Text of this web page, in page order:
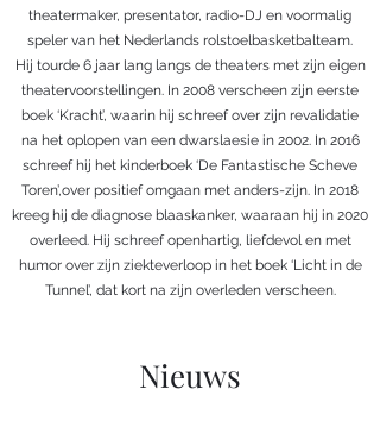
theatermaker, presentator, radio-DJ en voormalig
speler van het Nederlands rolstoelbasketbalteam.
Hij tourde 6 jaar lang langs de theaters met zijn eigen
theatervoorstellingen. In 2008 verscheen zijn eerste
boek ‘Kracht’, waarin hij schreef over zijn revalidatie
na het oplopen van een dwarslaesie in 2002. In 2016
schreef hij het kinderboek ‘De Fantastische Scheve
Toren’,over positief omgaan met anders-zijn. In 2018
kreeg hij de diagnose blaaskanker, waaraan hij in 2020
overleed. Hij schreef openhartig, liefdevol en met
humor over zijn ziekteverloop in het boek ‘Licht in de
Tunnel’, dat kort na zijn overleden verscheen.
Nieuws